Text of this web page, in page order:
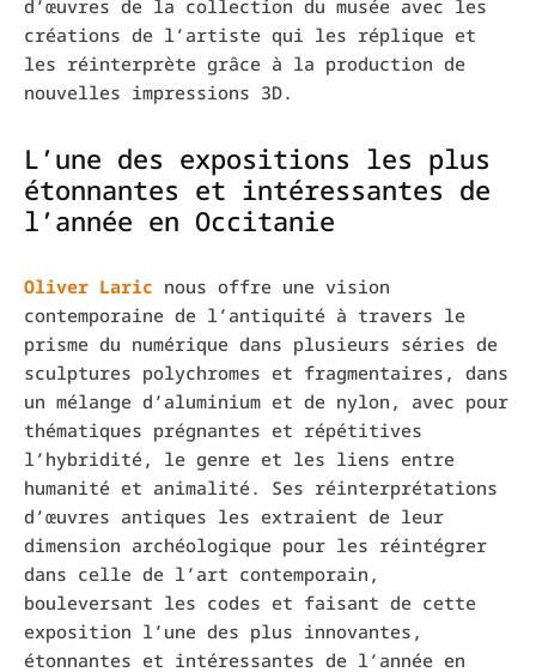
d’œuvres de la collection du musée avec les
créations de l’artiste qui les réplique et
les réinterprète grâce à la production de
nouvelles impressions 3D.
L’une des expositions les plus
étonnantes et intéressantes de
l’année en Occitanie
Oliver Laric nous offre une vision
contemporaine de l’antiquité à travers le
prisme du numérique dans plusieurs séries de
sculptures polychromes et fragmentaires, dans
un mélange d’aluminium et de nylon, avec pour
thématiques prégnantes et répétitives
l’hybridité, le genre et les liens entre
humanité et animalité. Ses réinterprétations
d’œuvres antiques les extraient de leur
dimension archéologique pour les réintégrer
dans celle de l’art contemporain,
bouleversant les codes et faisant de cette
exposition l’une des plus innovantes,
étonnantes et intéressantes de l’année en